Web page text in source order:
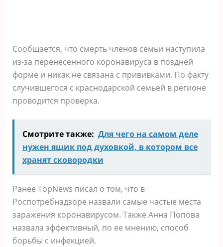
Сообщается, что смерть членов семьи наступила
из-за перенесенного коронавируса в поздней
форме и никак не связана с прививками. По факту
случившегося с краснодарской семьей в регионе
проводится проверка.
Смотрите также: Для чего на самом деле
нужен ящик под духовкой, в котором все
хранят сковородки
Ранее TopNews писал о том, что в
Роспотребнадзоре назвали самые частые места
заражения коронавирусом. Также Анна Попова
назвала эффективный, по ее мнению, способ
борьбы с инфекцией.